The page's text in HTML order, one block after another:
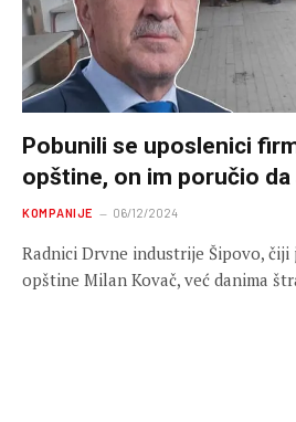
Pobunili se uposlenici
opštine, on im poručio da
KOMPANIJE 06/12/2024
Radnici Drvne industrije Šipovo,
opštine Milan Kovač, već danima